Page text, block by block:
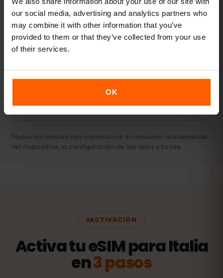
our social media, advertising and analytics partners who
may combine it with other information that you’ve
provided to them or that they’ve collected from your use
of their services.
OK
Streaming y hotspot
Vídeos, videollamadas y conexión para tu
RECOMENDADO20 GB+ o Ilimitado
Ver paquetes
Todos los valores son orientativos. El consumo real depende
del dispositivo, la configuración de las apps y tu uso.
ACTIVACIÓN
Activa tu eSIM para Italia
en3 pasos